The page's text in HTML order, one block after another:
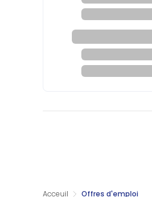
Acceuil Offres d'emploi